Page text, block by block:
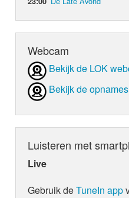
Webcam
Bekijk de LOK
Bekijk de
Luisteren met
Live
Gebruik deTuneIn app